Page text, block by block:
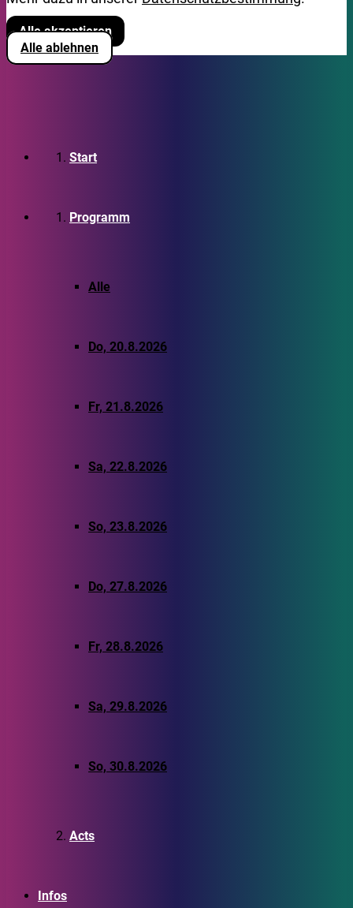
Alle akzeptieren
Alle ablehnen
Start
Programm
Alle
Do, 20.8.2026
Fr, 21.8.2026
Sa, 22.8.2026
So, 23.8.2026
Do, 27.8.2026
Fr, 28.8.2026
Sa, 29.8.2026
So, 30.8.2026
Acts
Infos